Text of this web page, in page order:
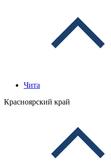
Чита
Красноярский край